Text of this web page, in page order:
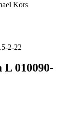
Kors
2-22
010090-